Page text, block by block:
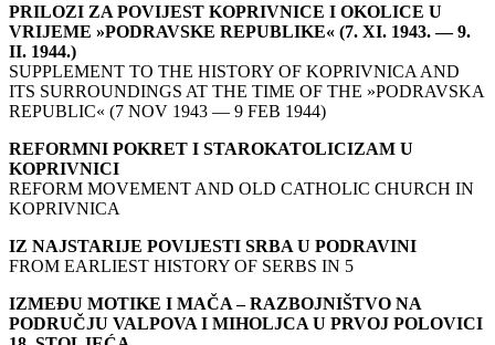
PRILOZI ZA POVIJEST KOPRIVNICE I OKOLICE U
VRIJEME »PODRAVSKE REPUBLIKE« (7. XI. 1943. — 9.
II. 1944.)
SUPPLEMENT TO THE HISTORY OF KOPRIVNICA AND
ITS SURROUNDINGS AT THE TIME OF THE »PODRAVSKA
REPUBLIC« (7 NOV 1943 — 9 FEB 1944)
REFORMNI POKRET I STAROKATOLICIZAM U
KOPRIVNICI
REFORM MOVEMENT AND OLD CATHOLIC CHURCH IN
KOPRIVNICA
IZ NAJSTARIJE POVIJESTI SRBA U PODRAVINI
FROM EARLIEST HISTORY OF SERBS IN 5
IZMEĐU MOTIKE I MAČA – RAZBOJNIŠTVO NA
PODRUČJU VALPOVA I MIHOLJCA U PRVOJ POLOVICI